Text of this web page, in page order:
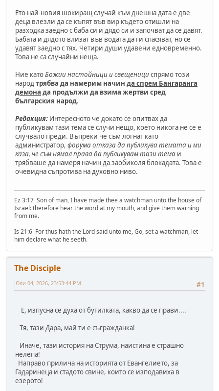
Ето най-новия шокиращ случай към днешна дата е две
деца влезли да се къпят във вир където отишли на
разходка заедно с баба си и дядо си и започват да се давят.
Бабата и дядото влизат във водата да ги спасяват, но се
удавят заедно с тях. Четири души удавени едновременно.
Това не са случайни неща.
Ние катоБожии настойници и свещенициспрямо този
народтрябва да намерим начин да спрем Бангаранга
демона да продължи да взима жертви сред
българския народ.
Редакция: Интересното че докато се опитвах да
публикувам тази тема се случи нещо, което никога не се е
случвало преди. Въпреки че съм логнат като
администратор, форума отказа да публикува темата и ми
каза, че съм нямал права да публикувам тази тема и
трябваше да намеря начин да заобиколя блокадата. Това е
очевидна съпротива на духовно ниво.
Ez 3:17 Son of man, I have made thee a watchman unto the house of
Israel: therefore hear the word at my mouth, and give them warning
from me.
Is 21:6 For thus hath the Lord said unto me, Go, set a watchman, let
him declare what he seeth.
The Disciple
#1
Юли 04, 2026, 23:53:44 PM
Е, изпусна се духа от бутилката, какво да се прави....
Тя, тази Дара, май ти е съгражданка!
Иначе, тази история на Струма, наистина е страшно
нелепа!
Направо прилича на историята от Евангелието, за
Гадаринеца и стадото свине, които се изподавиха в
езерото!